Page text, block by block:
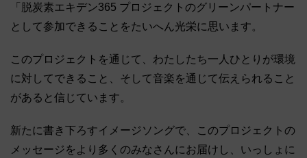
「脱炭素エキデン365 プロジェクトのグリーンパートナー
として参加できることをたいへん光栄に思います。
このプロジェクトを通じて、わたしたち一人ひとりが環境
に対してできること、そして音楽を通じて伝えられること
があると信じています。
新たに書き下ろすイメージソングで、このプロジェクトの
メッセージをより多くのみなさんにお届けし、いっしょに